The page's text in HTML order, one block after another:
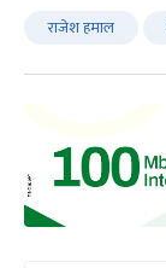
राजेश हमाल